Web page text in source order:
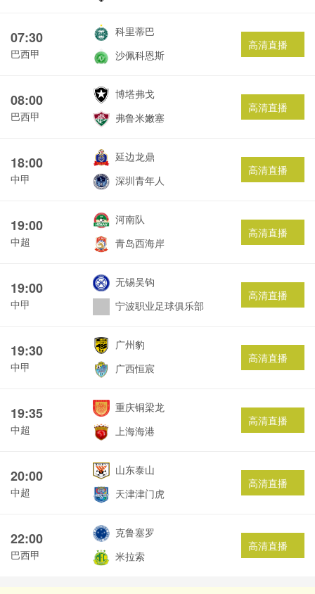
07:30
巴西甲
科里蒂巴
沙佩科恩斯
高清直播
08:00
巴西甲
博塔弗戈
弗鲁米嫩塞
高清直播
18:00
中甲
延边龙鼎
深圳青年人
高清直播
19:00
中超
河南队
青岛西海岸
高清直播
19:00
中甲
无锡吴钩
宁波职业足球俱乐部
高清直播
19:30
中甲
广州豹
广西恒宸
高清直播
19:35
中超
重庆铜梁龙
上海海港
高清直播
20:00
中超
山东泰山
天津津门虎
高清直播
22:00
巴西甲
克鲁塞罗
米拉索
高清直播